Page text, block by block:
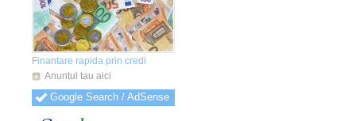
Anunturi Dolj(2)
Anunturi Galati(2)
Anunturi Giurgiu(2)
Anunturi Gorj(2)
Anunturi Harghita (2)
Anunturi Hunedoara
Anunturi Ialomita
Anunturi Iasi(2)
Anunturi Ilfov(2)
Anunturi Maramures
Finantare rapida prin credi
Anuntul tau aici
Google Search / AdSense